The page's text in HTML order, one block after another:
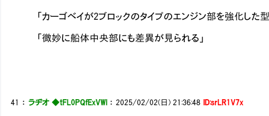
「カーゴベイが2ブロックのタイプのエンジン部を強化した型
「微妙に船体中央部にも差異が見られる」
41 ：ラヂオ ◆tFL0PQfExVWl ：2025/02/02(日) 21:36:48 ID:srLR1V7x